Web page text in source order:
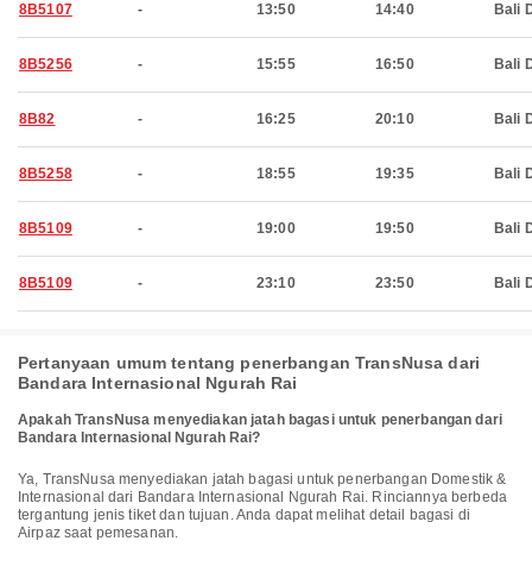
8B5107 - 13:50 14:40 Bali
8B5256 - 15:55 16:50 Bali
8B82 - 16:25 20:10 Bali
8B5258 - 18:55 19:35 Bali
8B5109 - 19:00 19:50 Bali
8B5109 - 23:10 23:50 Bali
Pertanyaan umum tentang penerbangan TransNusa dari
Bandara Internasional Ngurah Rai
Apakah TransNusa menyediakan jatah bagasi untuk penerbangan dari
Bandara Internasional Ngurah Rai?
Ya, TransNusa menyediakan jatah bagasi untuk penerbangan Domestik &
Internasional dari Bandara Internasional Ngurah Rai. Rinciannya berbeda
tergantung jenis tiket dan tujuan. Anda dapat melihat detail bagasi di
Airpaz saat pemesanan.